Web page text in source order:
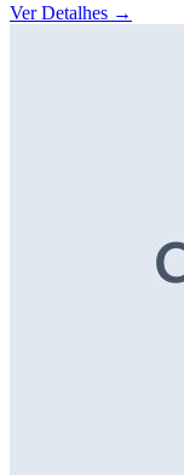
Ver Detalhes →